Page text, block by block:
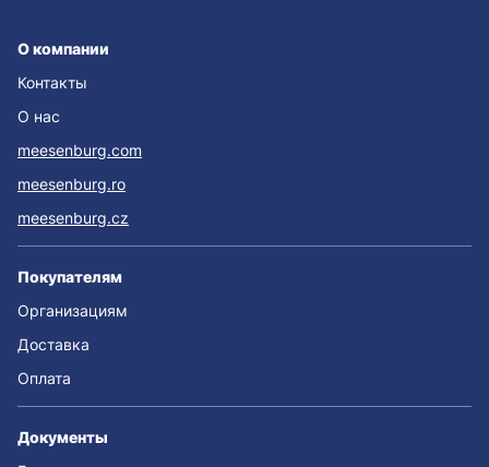
О компании
Контакты
О нас
meesenburg.com
meesenburg.ro
meesenburg.cz
Покупателям
Организациям
Доставка
Оплата
Документы